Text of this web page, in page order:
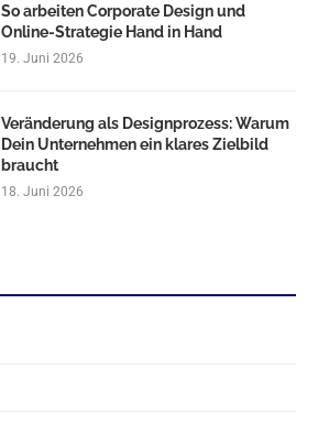
So arbeiten Corporate Design und
Online-Strategie Hand in Hand
19. Juni 2026
Veränderung als Designprozess: Warum
Dein Unternehmen ein klares Zielbild
braucht
18. Juni 2026